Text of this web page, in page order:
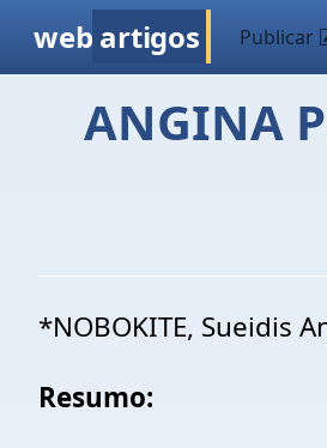
web artigos Publicar
ANGINA
*NOBOKITE, Sueidis
Resumo: